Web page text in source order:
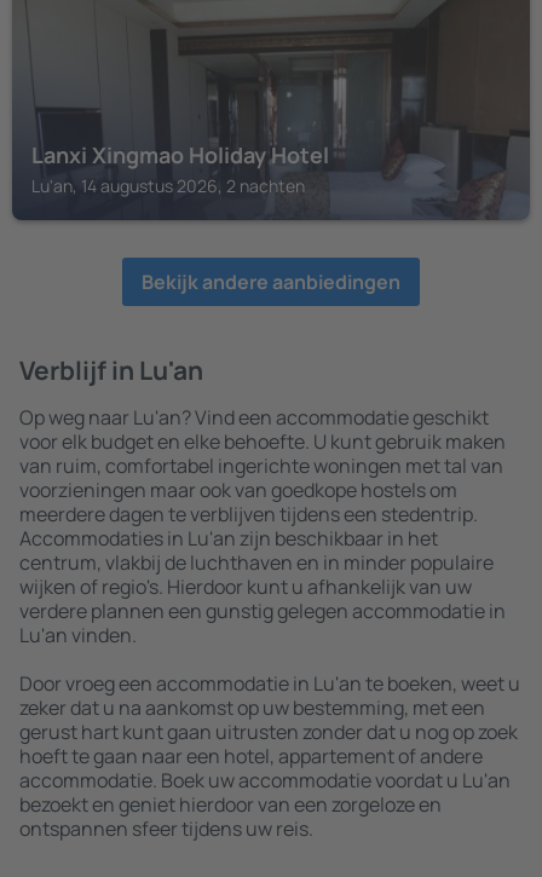
Lanxi Xingmao Holiday Hotel
Lu'an, 14 augustus 2026, 2 nachten
Bekijk andere aanbiedingen
Verblijf in Lu'an
Op weg naar Lu'an? Vind een accommodatie geschikt
voor elk budget en elke behoefte. U kunt gebruik maken
van ruim, comfortabel ingerichte woningen met tal van
voorzieningen maar ook van goedkope hostels om
meerdere dagen te verblijven tijdens een stedentrip.
Accommodaties in Lu'an zijn beschikbaar in het
centrum, vlakbij de luchthaven en in minder populaire
wijken of regio's. Hierdoor kunt u afhankelijk van uw
verdere plannen een gunstig gelegen accommodatie in
Lu'an vinden.
Door vroeg een accommodatie in Lu'an te boeken, weet u
zeker dat u na aankomst op uw bestemming, met een
gerust hart kunt gaan uitrusten zonder dat u nog op zoek
hoeft te gaan naar een hotel, appartement of andere
accommodatie. Boek uw accommodatie voordat u Lu'an
bezoekt en geniet hierdoor van een zorgeloze en
ontspannen sfeer tijdens uw reis.